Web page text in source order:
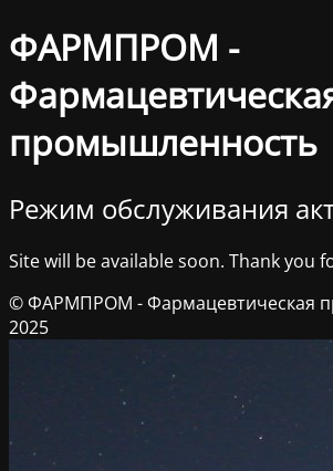
ФАРМПРОМ -
промышленность
Режим обслуживания
Site will be available soon. Thank you
© ФАРМПРОМ - Фармацевтическая
2025